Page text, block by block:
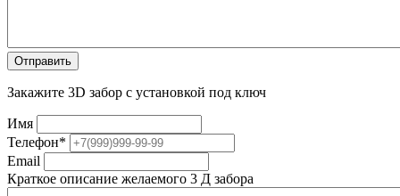
Закажите 3D забор с установкой под ключ
Имя
Телефон*
Email
Краткое описание желаемого 3 Д забора